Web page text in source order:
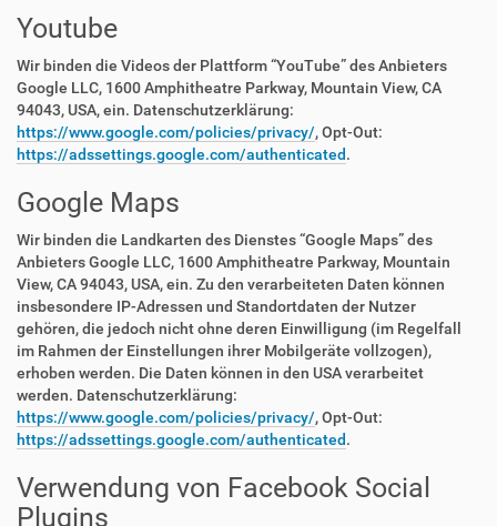
Youtube
Wir binden die Videos der Plattform “YouTube” des Anbieters
Google LLC, 1600 Amphitheatre Parkway, Mountain View, CA
94043, USA, ein. Datenschutzerklärung:
https://www.google.com/policies/privacy/, Opt-Out:
https://adssettings.google.com/authenticated.
Google Maps
Wir binden die Landkarten des Dienstes “Google Maps” des
Anbieters Google LLC, 1600 Amphitheatre Parkway, Mountain
View, CA 94043, USA, ein. Zu den verarbeiteten Daten können
insbesondere IP-Adressen und Standortdaten der Nutzer
gehören, die jedoch nicht ohne deren Einwilligung (im Regelfall
im Rahmen der Einstellungen ihrer Mobilgeräte vollzogen),
erhoben werden. Die Daten können in den USA verarbeitet
werden. Datenschutzerklärung:
https://www.google.com/policies/privacy/, Opt-Out:
https://adssettings.google.com/authenticated.
Verwendung von Facebook Social
Plugins